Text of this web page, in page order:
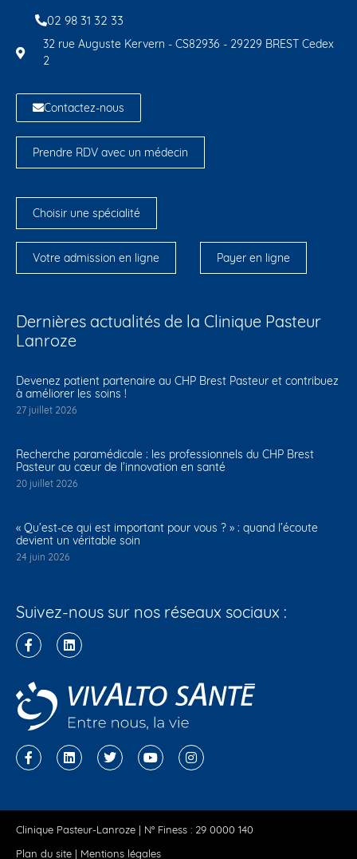
02 98 31 32 33
32 rue Auguste Kervern - CS82936 - 29229 BREST Cedex
2
Contactez-nous
Prendre RDV avec un médecin
Choisir une spécialité
Votre admission en ligne Payer en ligne
Dernières actualités de la Clinique Pasteur
Lanroze
Devenez patient partenaire au CHP Brest Pasteur et contribuez
à améliorer les soins !
27 juillet 2026
Recherche paramédicale : les professionnels du CHP Brest
Pasteur au cœur de l’innovation en santé
20 juillet 2026
« Qu’est-ce qui est important pour vous ? » : quand l’écoute
devient un véritable soin
24 juin 2026
Suivez-nous sur nos réseaux sociaux :
Clinique Pasteur-Lanroze | N° Finess : 29 0000 140
Plan du site | Mentions légales